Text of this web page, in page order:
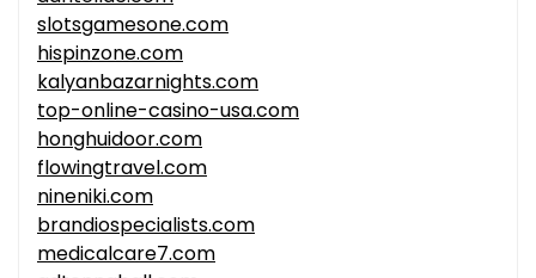
slotsgamesone.com
hispinzone.com
kalyanbazarnights.com
top-online-casino-usa.com
honghuidoor.com
flowingtravel.com
nineniki.com
brandiospecialists.com
medicalcare7.com